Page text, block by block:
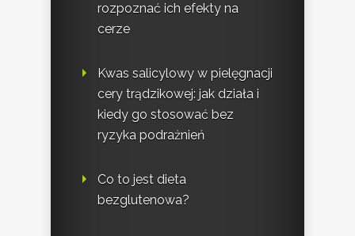
rozpoznać ich efekty na
cerze
Kwas salicylowy w pielęgnacji
cery trądzikowej: jak działa i
kiedy go stosować bez
ryzyka podrażnień
Co to jest dieta
bezglutenowa?